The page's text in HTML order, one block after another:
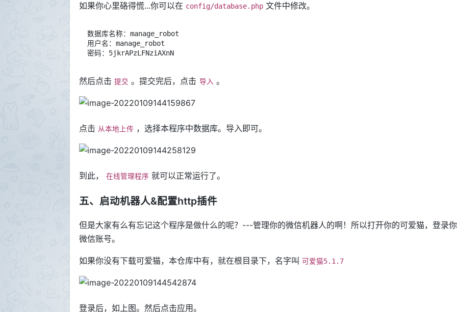
如果你心里硌得慌...你可以在 config/database.php 文件中修改。
数据库名称：manage_robot
用户名：manage_robot
密码：5jkrAPzLFNziAXnN
然后点击 提交 。提交完后，点击 导入 。
点击 从本地上传 ，选择本程序中数据库。导入即可。
到此， 在线管理程序 就可以正常运行了。
五、启动机器人&配置http插件
但是大家有么有忘记这个程序是做什么的呢？---管理你的微信机器人的啊！所以打开你的可爱猫，登录
微信账号。
如果你没有下载可爱猫，本仓库中有，就在根目录下，名字叫 可爱猫5.1.7
登录后，如上图。然后点击应用。